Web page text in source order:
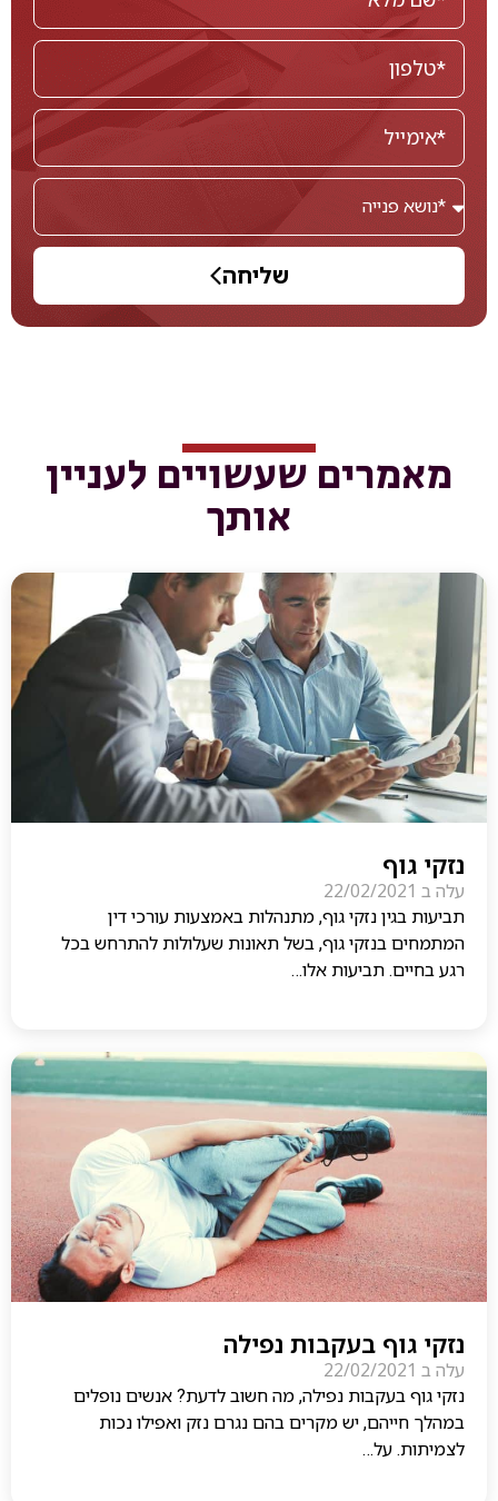
שליחה
מאמרים שעשויים לעניין
אותך
נזקי גוף
עלה ב 22/02/2021
תביעות בגין נזקי גוף, מתנהלות באמצעות עורכי דין
המתמחים בנזקי גוף, בשל תאונות שעלולות להתרחש בכל
רגע בחיים. תביעות אלו…
נזקי גוף בעקבות נפילה
עלה ב 22/02/2021
נזקי גוף בעקבות נפילה, מה חשוב לדעת? אנשים נופלים
במהלך חייהם, יש מקרים בהם נגרם נזק ואפילו נכות
לצמיתות. על…